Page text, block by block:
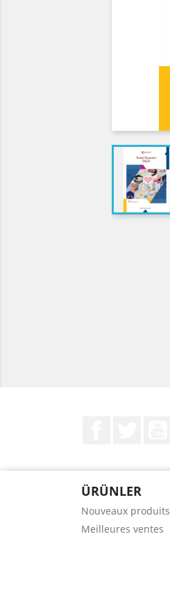
ÜRÜNLER
Nouveaux produits
Meilleures ventes